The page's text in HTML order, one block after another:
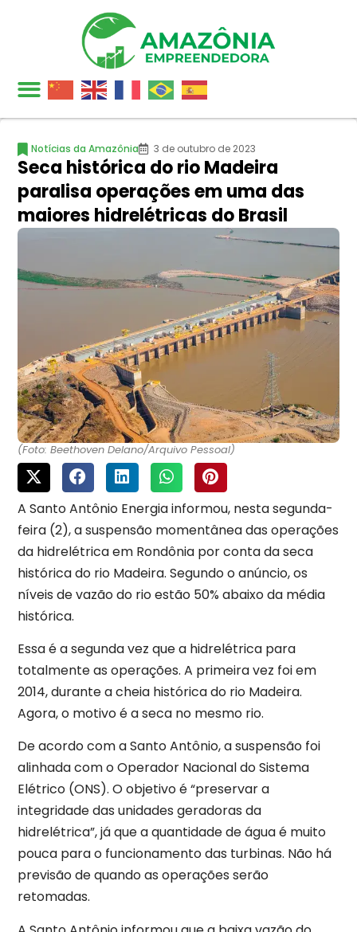
Notícias da Amazônia 3 de outubro de 2023
Seca histórica do rio Madeira
paralisa operações em uma das
maiores hidrelétricas do Brasil
(Foto: Beethoven Delano/Arquivo Pessoal)
A Santo Antônio Energia informou, nesta segunda-
feira (2), a suspensão momentânea das operações
da hidrelétrica em Rondônia por conta da seca
histórica do rio Madeira. Segundo o anúncio, os
níveis de vazão do rio estão 50% abaixo da média
histórica.
Essa é a segunda vez que a hidrelétrica para
totalmente as operações. A primeira vez foi em
2014, durante a cheia histórica do rio Madeira.
Agora, o motivo é a seca no mesmo rio.
De acordo com a Santo Antônio, a suspensão foi
alinhada com o Operador Nacional do Sistema
Elétrico (ONS). O objetivo é “preservar a
integridade das unidades geradoras da
hidrelétrica”, já que a quantidade de água é muito
pouca para o funcionamento das turbinas. Não há
previsão de quando as operações serão
retomadas.